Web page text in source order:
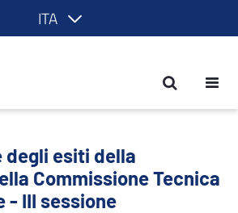
ITA
degli esiti della
degli esiti della
Commissione Tecnica
- III sessione